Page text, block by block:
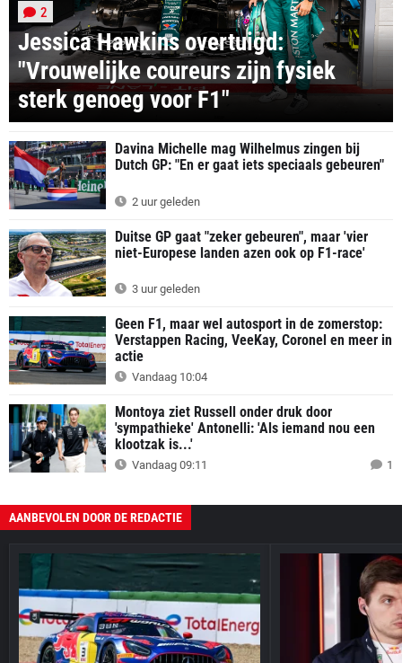
Jessica Hawkins overtuigd:
"Vrouwelijke coureurs zijn fysiek
sterk genoeg voor F1"
2
Davina Michelle mag Wilhelmus zingen bij
Dutch GP: "En er gaat iets speciaals gebeuren"
2 uur geleden
Duitse GP gaat "zeker gebeuren", maar 'vier
niet-Europese landen azen ook op F1-race'
3 uur geleden
Geen F1, maar wel autosport in de zomerstop:
Verstappen Racing, VeeKay, Coronel en meer in
actie
Vandaag 10:04
Montoya ziet Russell onder druk door
'sympathieke' Antonelli: 'Als iemand nou een
klootzak is...'
Vandaag 09:11 1
AANBEVOLEN DOOR DE REDACTIE